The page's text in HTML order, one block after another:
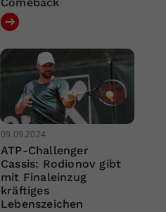
09.09.2024
ATP-Challenger
Cassis: Rodionov gibt
mit Finaleinzug
kräftiges
Lebenszeichen